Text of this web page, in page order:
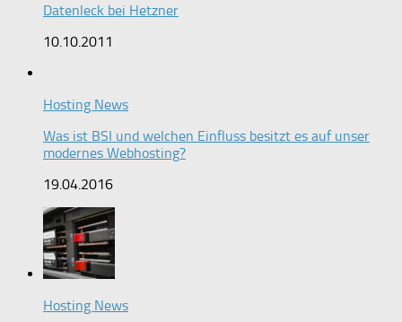
Datenleck bei Hetzner
10.10.2011
Hosting News
Was ist BSI und welchen Einfluss besitzt es auf unser
modernes Webhosting?
19.04.2016
Hosting News